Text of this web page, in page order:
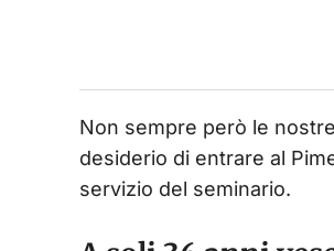
Non sempre però le
desiderio di entrare al
servizio del seminario.